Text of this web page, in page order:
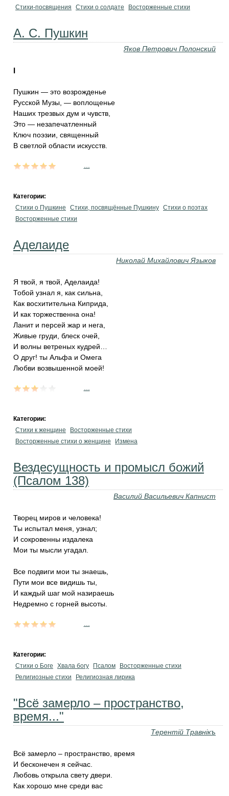
Стихи-посвящения
Стихи о солдате Восторженные стихи
А. С. Пушкин
Яков Петрович Полонский
I
Пушкин — это возрожденье
Русской Музы, — воплощенье
Наших трезвых дум и чувств,
Это — незапечатленный
Ключ поэзии, священный
В светлой области искусств.
Категории:
Стихи о Пушкине
Стихи, посвящённые Пушкину Стихи о поэтах
Восторженные стихи
Аделаиде
Николай Михайлович Языков
Я твой, я твой, Аделаида!
Тобой узнал я, как сильна,
Как восхитительна Киприда,
И как торжественна она!
Ланит и персей жар и нега,
Живые груди, блеск очей,
И волны ветреных кудрей…
О друг! ты Альфа и Омега
Любви возвышенной моей!
Категории:
Стихи к женщине
Восторженные стихи
Восторженные стихи о женщине
Измена
Вездесущность и промысл божий
(Псалом 138)
Василий Васильевич Капнист
Творец миров и человека!
Ты испытал меня, узнал;
И сокровенны издалека
Мои ты мысли угадал.
Все подвиги мои ты знаешь,
Пути мои все видишь ты,
И каждый шаг мой назираешь
Недремно с горней высоты.
Категории:
Стихи о Боге
Хвала богу Псалом
Восторженные стихи
Религиозные стихи
Религиозная лирика
"Всё замерло – пространство,
время..."
Терентiй Травнiкъ
Всё замерло – пространство, время
И бесконечен я сейчас.
Любовь открыла свету двери.
Как хорошо мне среди вас